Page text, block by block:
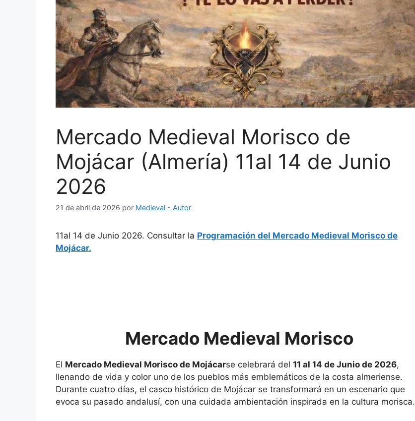
Mercado Medieval Morisco de
Mojácar (Almería) 11al 14 de Junio
2026
21 de abril de 2026 por Medieval - Autor
11al 14 de Junio 2026. Consultar la Programación del Mercado Medieval Morisco de
Mojácar.
Mercado Medieval Morisco
El Mercado Medieval Morisco de Mojácarse celebrará del 11 al 14 de Junio de 2026,
llenando de vida y color uno de los pueblos más emblemáticos de la costa almeriense.
Durante cuatro días, el casco histórico de Mojácar se transformará en un escenario que
evoca su pasado andalusí, con una cuidada ambientación inspirada en la cultura morisca.